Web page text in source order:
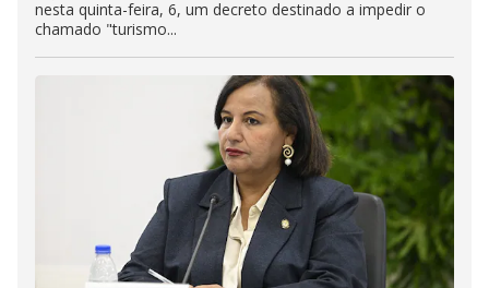
nesta quinta-feira, 6, um decreto destinado a impedir o
chamado "turismo...